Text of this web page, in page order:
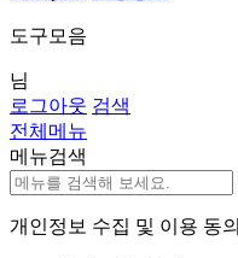
도구모음
님
로그아웃 검색
전체메뉴
메뉴검색
개인정보 수집 및 이용 동의